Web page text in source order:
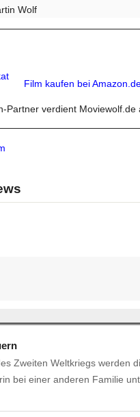
Wolf
Film kaufen bei
Partner verdient
Zweiten Weltkriegs werden
bei einer anderen Familie